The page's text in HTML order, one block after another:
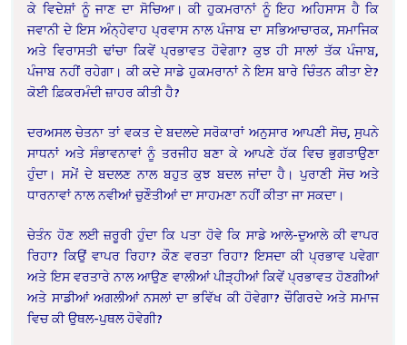
ਕੇ ਵਿਦੇਸ਼ਾਂ ਨੂੰ ਜਾਣ ਦਾ ਸੋਚਿਆ। ਕੀ ਹੁਕਮਰਾਨਾਂ ਨੂੰ ਇਹ ਅਹਿਸਾਸ ਹੈ ਕਿ
ਜਵਾਨੀ ਦੇ ਇਸ ਅੰਨ੍ਹੇਵਾਹ ਪ੍ਰਵਾਸ ਨਾਲ ਪੰਜਾਬ ਦਾ ਸਭਿਆਚਾਰਕ, ਸਮਾਜਿਕ
ਅਤੇ ਵਿਰਾਸਤੀ ਢਾਂਚਾ ਕਿਵੇਂ ਪ੍ਰਭਾਵਤ ਹੋਵੇਗਾ? ਕੁਝ ਹੀ ਸਾਲਾਂ ਤੱਕ ਪੰਜਾਬ,
ਪੰਜਾਬ ਨਹੀਂ ਰਹੇਗਾ। ਕੀ ਕਦੇ ਸਾਡੇ ਹੁਕਮਰਾਨਾਂ ਨੇ ਇਸ ਬਾਰੇ ਚਿੰਤਨ ਕੀਤਾ ਏ?
ਕੋਈ ਫ਼ਿਕਰਮੰਦੀ ਜ਼ਾਹਰ ਕੀਤੀ ਹੈ?
ਦਰਅਸਲ ਚੇਤਨਾ ਤਾਂ ਵਕਤ ਦੇ ਬਦਲਦੇ ਸਰੋਕਾਰਾਂ ਅਨੁਸਾਰ ਆਪਣੀ ਸੋਚ, ਸੁਪਨੇ
ਸਾਧਨਾਂ ਅਤੇ ਸੰਭਾਵਨਾਵਾਂ ਨੂੰ ਤਰਜੀਹ ਬਣਾ ਕੇ ਆਪਣੇ ਹੱਕ ਵਿਚ ਭੁਗਤਾਉਣਾ
ਹੁੰਦਾ। ਸਮੇਂ ਦੇ ਬਦਲਣ ਨਾਲ ਬਹੁਤ ਕੁਝ ਬਦਲ ਜਾਂਦਾ ਹੈ। ਪੁਰਾਣੀ ਸੋਚ ਅਤੇ
ਧਾਰਨਾਵਾਂ ਨਾਲ ਨਵੀਆਂ ਚੁਣੌਤੀਆਂ ਦਾ ਸਾਹਮਣਾ ਨਹੀਂ ਕੀਤਾ ਜਾ ਸਕਦਾ।
ਚੇਤੰਨ ਹੋਣ ਲਈ ਜ਼ਰੂਰੀ ਹੁੰਦਾ ਕਿ ਪਤਾ ਹੋਵੇ ਕਿ ਸਾਡੇ ਆਲੇ-ਦੁਆਲੇ ਕੀ ਵਾਪਰ
ਰਿਹਾ? ਕਿਉਂ ਵਾਪਰ ਰਿਹਾ? ਕੌਣ ਵਰਤਾ ਰਿਹਾ? ਇਸਦਾ ਕੀ ਪ੍ਰਭਾਵ ਪਵੇਗਾ
ਅਤੇ ਇਸ ਵਰਤਾਰੇ ਨਾਲ ਆਉਣ ਵਾਲੀਆਂ ਪੀੜ੍ਹੀਆਂ ਕਿਵੇਂ ਪ੍ਰਭਾਵਤ ਹੋਣਗੀਆਂ
ਅਤੇ ਸਾਡੀਆਂ ਅਗਲੀਆਂ ਨਸਲਾਂ ਦਾ ਭਵਿੱਖ ਕੀ ਹੋਵੇਗਾ? ਚੌਗਿਰਦੇ ਅਤੇ ਸਮਾਜ
ਵਿਚ ਕੀ ਉਥਲ-ਪੁਥਲ ਹੋਵੇਗੀ?